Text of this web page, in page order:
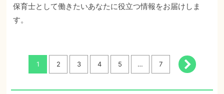
保育士として働きたいあなたに役立つ情報をお届けしま
す。
1 2 3 4 5 … 7